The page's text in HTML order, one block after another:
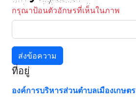
กรุณาป้อนตัวอักษรที่เห็นในภาพ
ส่งข้อความ
ที่อยู่
องค์การบริหารส่วนตำบลเมืองเกษตร